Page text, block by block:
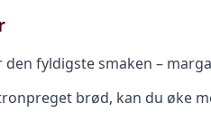
fyldigste smaken –
brød, kan du øke